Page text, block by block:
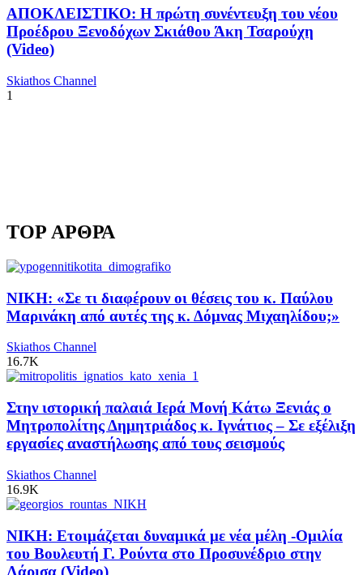
ΑΠΟΚΛΕΙΣΤΙΚΟ: Η πρώτη συνέντευξη του νέου
Προέδρου Ξενοδόχων Σκιάθου Άκη Τσαρούχη
(Video)
Skiathos Channel
1
TOP ΑΡΘΡΑ
ΝΙΚΗ: «Σε τι διαφέρουν οι θέσεις του κ. Παύλου
Μαρινάκη από αυτές της κ. Δόμνας Μιχαηλίδου;»
Skiathos Channel
16.7K
Στην ιστορική παλαιά Ιερά Μονή Κάτω Ξενιάς ο
Μητροπολίτης Δημητριάδος κ. Ιγνάτιος – Σε εξέλιξη
εργασίες αναστήλωσης από τους σεισμούς
Skiathos Channel
16.9K
ΝΙΚΗ: Ετοιμάζεται δυναμικά με νέα μέλη -Ομιλία
του Βουλευτή Γ. Ρούντα στο Προσυνέδριο στην
Λάρισα (Video)